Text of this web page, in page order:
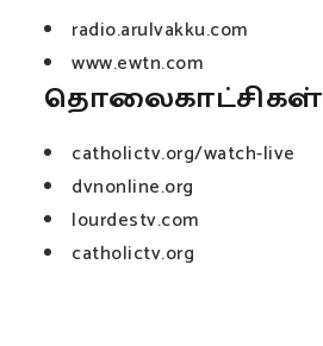
radio.arulvakku.com
www.ewtn.com
தொலைகாட்சிகள்
catholictv.org/watch-live
dvnonline.org
lourdestv.com
catholictv.org